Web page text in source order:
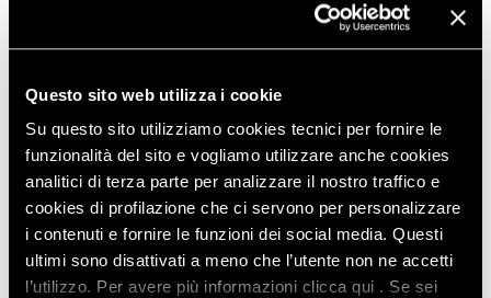
Questo sito web utilizza i cookie
Su questo sito utilizziamo cookies tecnici per fornire le
funzionalità del sito e vogliamo utilizzare anche cookies
analitici di terza parte per analizzare il nostro traffico e
cookies di profilazione che ci servono per personalizzare
i contenuti e fornire le funzioni dei social media. Questi
ultimi sono disattivati a meno che l’utente non ne accetti
l’utilizzo. Per avere più informazioni clicca qui . Se sei
9^ Edizione 2026
DATA DI PARTENZA
11 novembre 2026
LEZIONI